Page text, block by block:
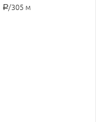
Р/305 м